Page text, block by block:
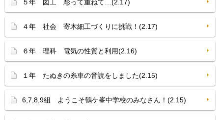
５年 図工 彫って重ねて…(2.17)
４年 社会 寄木細工づくりに挑戦！(2.17)
６年 理科 電気の性質と利用(2.16)
１年 たぬきの糸車の音読をしました(2.15)
6,7,8,9組 ようこそ鶴ケ峯中学校のみなさん！(2.15)